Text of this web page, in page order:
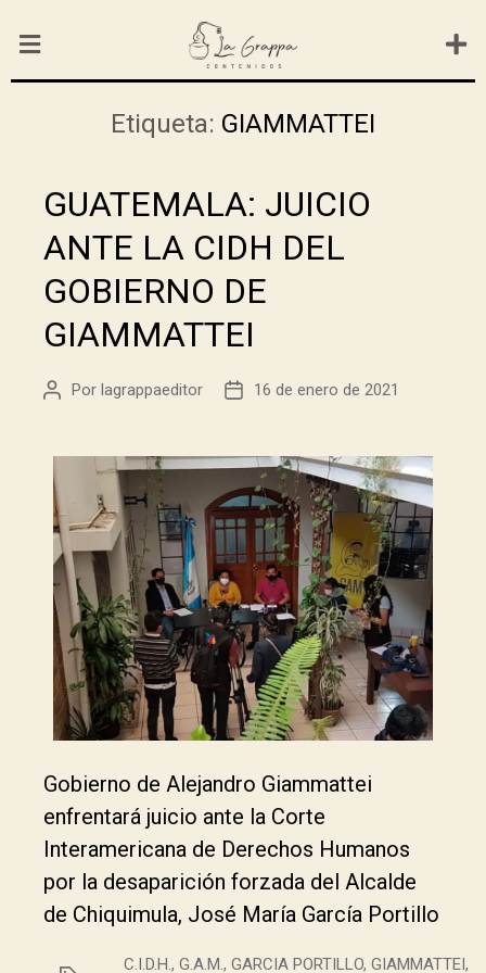
Etiqueta: GIAMMATTEI
GUATEMALA: JUICIO
ANTE LA CIDH DEL
GOBIERNO DE
GIAMMATTEI
Por lagrappaeditor 16 de enero de 2021
Gobierno de Alejandro Giammattei
enfrentará juicio ante la Corte
Interamericana de Derechos Humanos
por la desaparición forzada del Alcalde
de Chiquimula, José María García Portillo
C.I.D.H., G.A.M., GARCIA PORTILLO, GIAMMATTEI,